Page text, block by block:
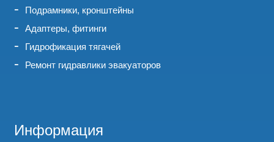
Подрамники, кронштейны
Адаптеры, фитинги
Гидрофикация тягачей
Ремонт гидравлики эвакуаторов
Информация